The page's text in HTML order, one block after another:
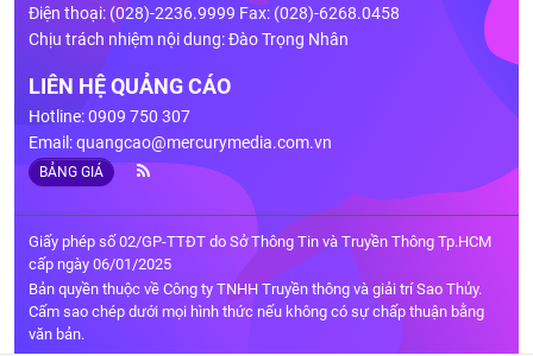
Điện thoại: (028)-2236.9999 Fax: (028)-6268.0458
Chịu trách nhiệm nội dung: Đào Trọng Nhân
LIÊN HỆ QUẢNG CÁO
Hotline: 0909 750 307
Email:quangcao@mercurymedia.com.vn
BẢNG GIÁ
Giấy phép số 02/GP-TTĐT do Sở Thông Tin và Truyền Thông Tp.HCM
cấp ngày 06/01/2025
Bản quyền thuộc về Công ty TNHH Truyền thông và giải trí Sao Thủy.
Cấm sao chép dưới mọi hình thức nếu không có sự chấp thuận bằng
văn bản.